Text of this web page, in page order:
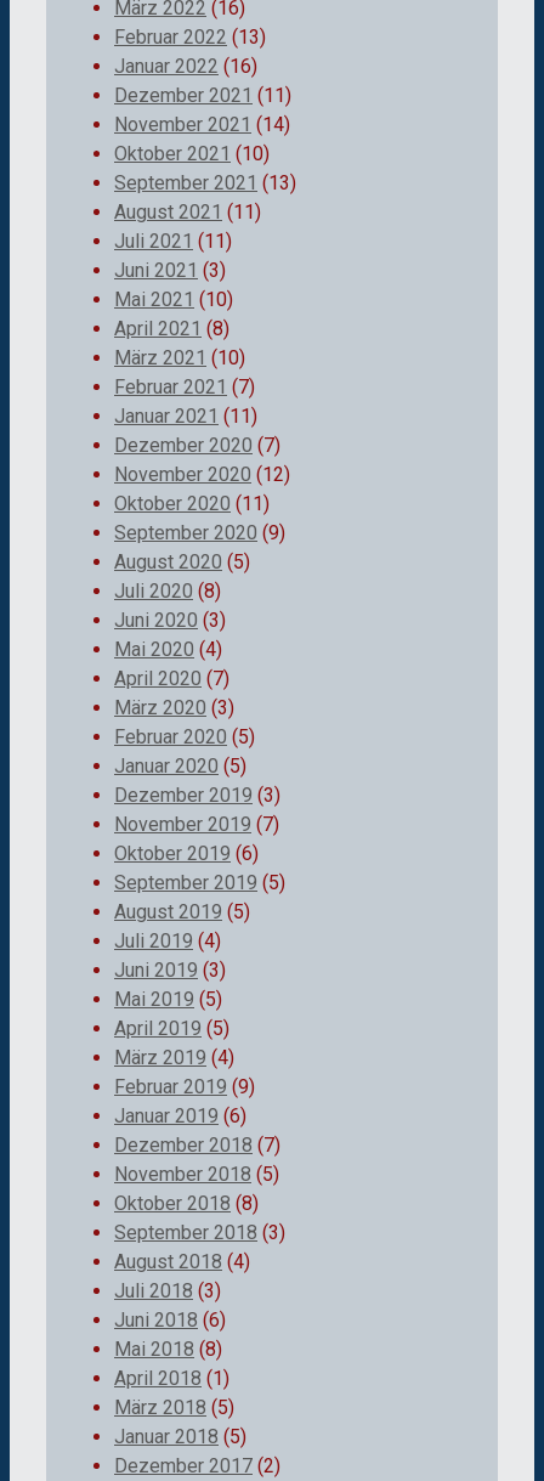
März 2022 (16)
Februar 2022 (13)
Januar 2022 (16)
Dezember 2021 (11)
November 2021 (14)
Oktober 2021 (10)
September 2021 (13)
August 2021 (11)
Juli 2021 (11)
Juni 2021 (3)
Mai 2021 (10)
April 2021 (8)
März 2021 (10)
Februar 2021 (7)
Januar 2021 (11)
Dezember 2020 (7)
November 2020 (12)
Oktober 2020 (11)
September 2020 (9)
August 2020 (5)
Juli 2020 (8)
Juni 2020 (3)
Mai 2020 (4)
April 2020 (7)
März 2020 (3)
Februar 2020 (5)
Januar 2020 (5)
Dezember 2019 (3)
November 2019 (7)
Oktober 2019 (6)
September 2019 (5)
August 2019 (5)
Juli 2019 (4)
Juni 2019 (3)
Mai 2019 (5)
April 2019 (5)
März 2019 (4)
Februar 2019 (9)
Januar 2019 (6)
Dezember 2018 (7)
November 2018 (5)
Oktober 2018 (8)
September 2018 (3)
August 2018 (4)
Juli 2018 (3)
Juni 2018 (6)
Mai 2018 (8)
April 2018 (1)
März 2018 (5)
Januar 2018 (5)
Dezember 2017 (2)